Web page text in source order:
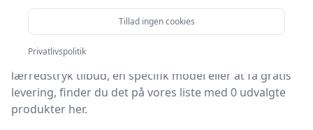
lærredstryk. Vi har udvalgt de 0 bedste produkter lige
nu, så du er sikret et godt køb!
Uanset om du leder efter kvalitet, et prisvenligt
lærredstryk tilbud, en specifik model eller at få gratis
levering, finder du det på vores liste med 0 udvalgte
produkter her.
Tillad ingen cookies
Privatlivspolitik